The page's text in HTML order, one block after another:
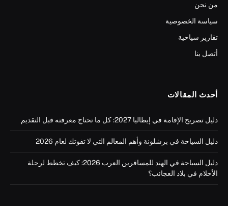
من نحن
سياسة الخصوصية
تقارير سياحية
أتصل بنا
أحدث المقالات
دليل تصريح الإقامة في إيطاليا 2027: كل ما تحتاج معرفته قبل التقديم
دليل السياحة في برشلونة وأهم المعالم التي لا تفوتك لعام 2026
دليل السياحة في الهند للمسافرين العرب 2026: كيف تخطط لرحلة
الأحلام في بلاد العجائب؟